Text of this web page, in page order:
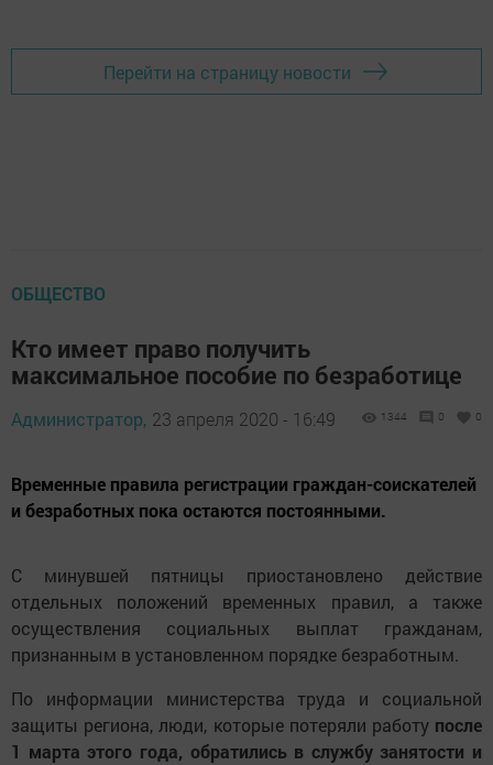
Перейти на страницу новости
ОБЩЕСТВО
Кто имеет право получить
максимальное пособие по безработице
Администратор, 23 апреля 2020 - 16:49 1344 0 0
Временные правила регистрации граждан-соискателей
и безработных пока остаются постоянными.
С минувшей пятницы приостановлено действие
отдельных положений временных правил, а также
осуществления социальных выплат гражданам,
признанным в установленном порядке безработным.
По информации министерства труда и социальной
защиты региона, люди, которые потеряли работу после
1 марта этого года, обратились в службу занятости и